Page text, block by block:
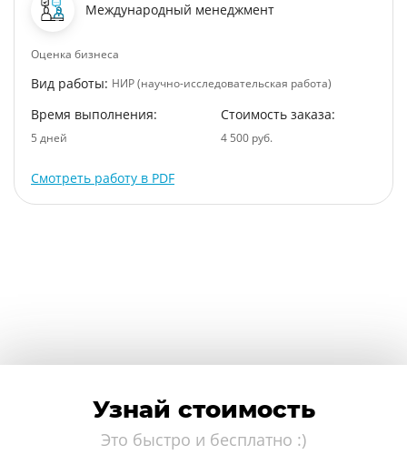
Международный менеджмент
Оценка бизнеса
Вид работы: НИР (научно-исследовательская работа)
Время выполнения:
5 дней
Стоимость заказа:
4 500 руб.
Смотреть работу в PDF
Узнай стоимость
Это быстро и бесплатно :)